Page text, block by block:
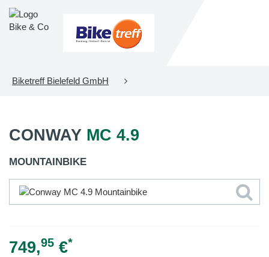
Biketreff Bielefeld GmbH
CONWAY MC 4.9
MOUNTAINBIKE
749,95 €*